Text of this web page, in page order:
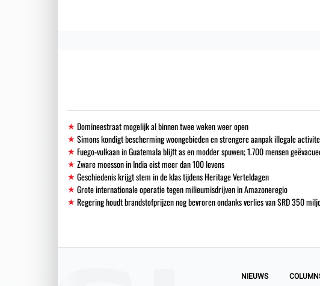
Domineestraat mogelijk al binnen twee weken weer open
Simons kondigt bescherming woongebieden en strengere aanpak illegale
Fuego-vulkaan in Guatemala blijft as en modder spuwen; 1.700 mensen
Zware moesson in India eist meer dan 100 levens
Geschiedenis krijgt stem in de klas tijdens Heritage Verteldagen
Grote internationale operatie tegen milieumisdrijven in Amazoneregio
Regering houdt brandstofprijzen nog bevroren ondanks verlies van SRD 350
NIEUWS